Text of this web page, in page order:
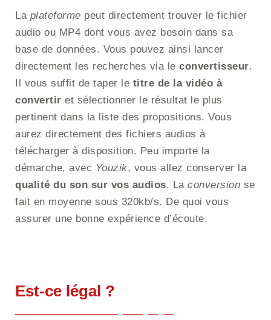
La plateforme peut directement trouver le fichier
audio ou MP4 dont vous avez besoin dans sa
base de données. Vous pouvez ainsi lancer
directement les recherches via le convertisseur.
Il vous suffit de taper le titre de la vidéo à
convertir et sélectionner le résultat le plus
pertinent dans la liste des propositions. Vous
aurez directement des fichiers audios à
télécharger à disposition. Peu importe la
démarche, avec Youzik, vous allez conserver la
qualité du son sur vos audios. La conversion se
fait en moyenne sous 320kb/s. De quoi vous
assurer une bonne expérience d’écoute.
Est-ce légal ?